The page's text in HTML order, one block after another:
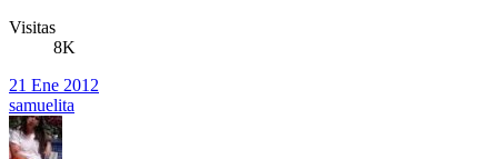
Visitas
8K
21 Ene 2012
samuelita